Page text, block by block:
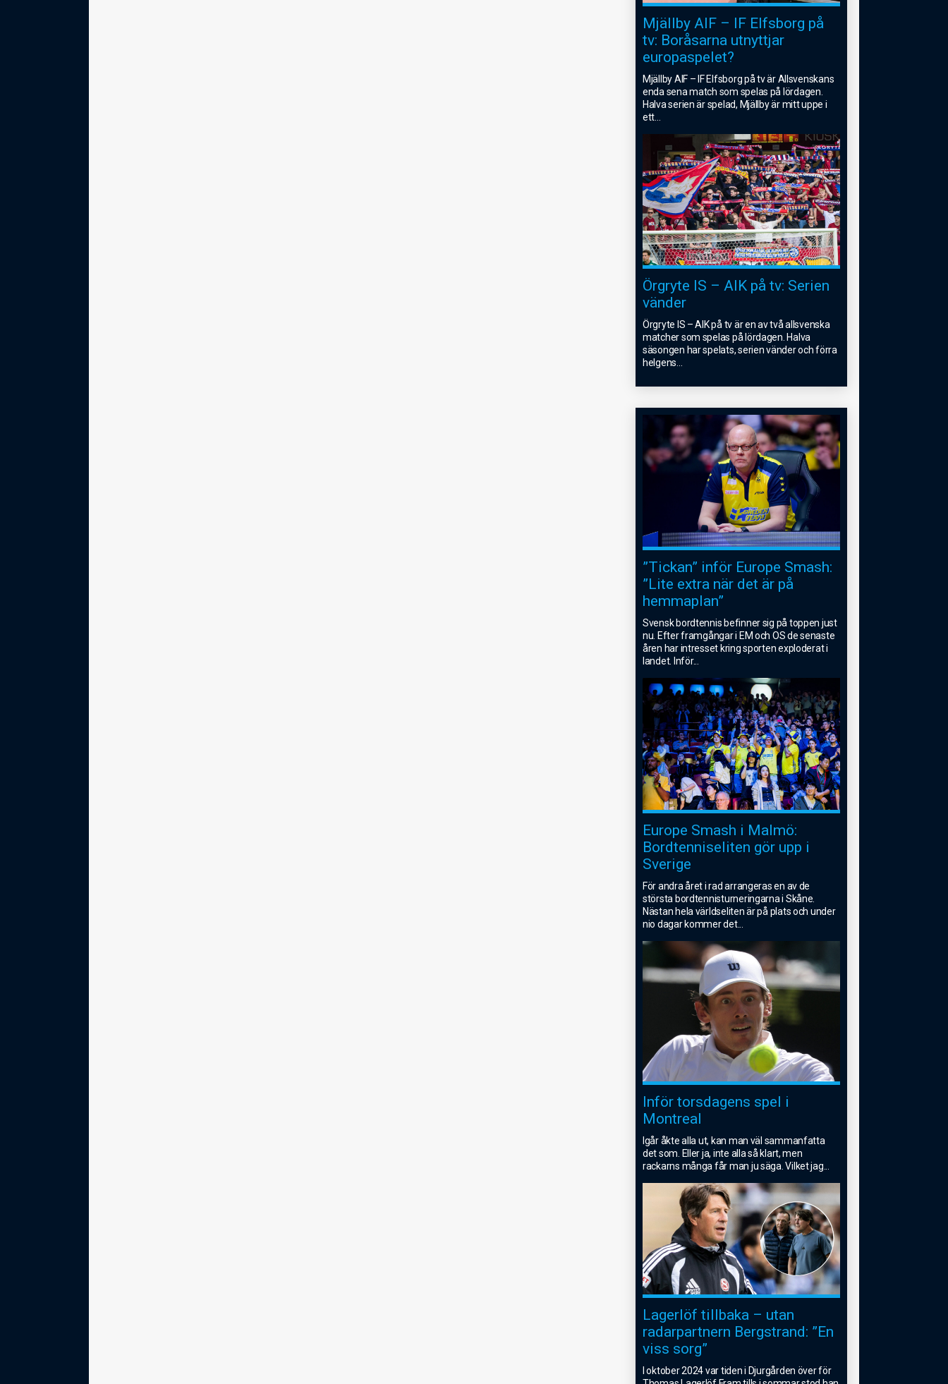
Mjällby AIF – IF Elfsborg på
tv: Boråsarna utnyttjar
europaspelet?
Mjällby AIF – IF Elfsborg på tv är Allsvenskans
enda sena match som spelas på lördagen.
Halva serien är spelad, Mjällby är mitt uppe i
ett
Örgryte IS – AIK på tv: Serien
vänder
Örgryte IS – AIK på tv är en av två allsvenska
matcher som spelas på lördagen. Halva
säsongen har spelats, serien vänder och förra
helgens...
”Tickan” inför Europe Smash:
”Lite extra när det är på
hemmaplan”
Svensk bordtennis befinner sig på toppen just
nu. Efter framgångar i EM och OS de senaste
åren har intresset kring sporten exploderat i
landet. Inför...
Europe Smash i Malmö:
Bordtenniseliten gör upp i
Sverige
För andra året i rad arrangeras en av de
största bordtennisturneringarna i Skåne.
Nästan hela världseliten är på plats och under
nio dagar kommer det...
Inför torsdagens spel i
Montreal
Igår åkte alla ut, kan man väl sammanfatta
det som. Eller ja, inte alla så klart, men
rackarns många får man ju säga. Vilket jag...
Lagerlöf tillbaka – utan
radarpartnern Bergstrand: ”En
viss sorg”
I oktober 2024 var tiden i Djurgården över för